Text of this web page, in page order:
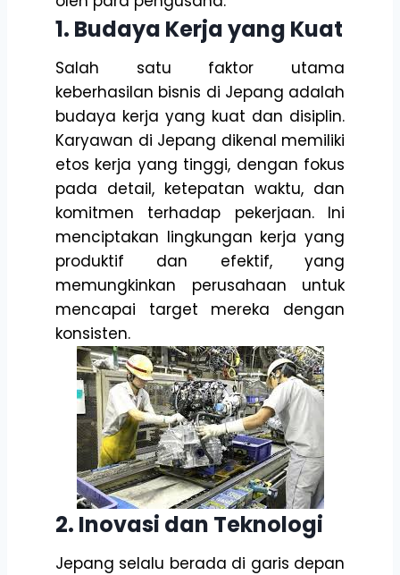
1. Budaya Kerja yang Kuat
Salah satu faktor utama
keberhasilan bisnis di Jepang adalah
budaya kerja yang kuat dan disiplin.
Karyawan di Jepang dikenal memiliki
etos kerja yang tinggi, dengan fokus
pada detail, ketepatan waktu, dan
komitmen terhadap pekerjaan. Ini
menciptakan lingkungan kerja yang
produktif dan efektif, yang
memungkinkan perusahaan untuk
mencapai target mereka dengan
konsisten.
2. Inovasi dan Teknologi
Jepang selalu berada di garis depan